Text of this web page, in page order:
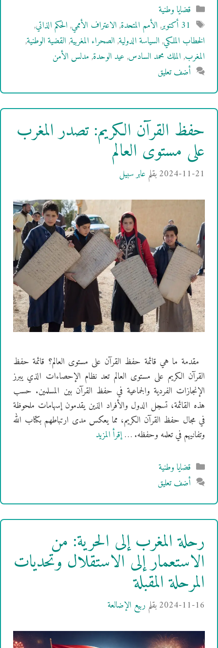
التصنيفات
قضايا وطنية
الوسوم
31 أكتوبر ,الأمم المتحدة,الاعتراف الأممي,الحكم الذاتي,
الخطاب الملكي,السياسة الدولية,الصحراء المغربية,القضية الوطنية,
المغرب,الملك محمد السادس,عيد الوحدة,مدلس الأمن
أضف تعليق
حفظ القرآن الكريم: تصدر المغرب
على مستوى العالم
2024-11-21بقلم عابر سبيل
مقدمة ما هي قائمة حفظ القرآن على مستوى العالم؟ قائمة حفظ
القرآن الكريم على مستوى العالم تعد نظام الإحصاءات الذي يبرز
الإنجازات الفردية والجماعية في حفظ القرآن بين المسلمين. حسب
هذه القائمة، تسجل الدول والأفراد الذين يقدمون إسهامات ملحوظة
في مجال حفظ القرآن الكريم، مما يعكس مدى ارتباطهم بكتاب الله
وتفانيهم في تعلمه وحفظه. …إقرأ المزيد
التصنيفات
قضايا وطنية
أضف تعليق
رحلة المغرب إلى الحرية: من
الاستعمار إلى الاستقلال وتحديات
المرحلة المقبلة
2024-11-16بقلم ربيع الإضالعة